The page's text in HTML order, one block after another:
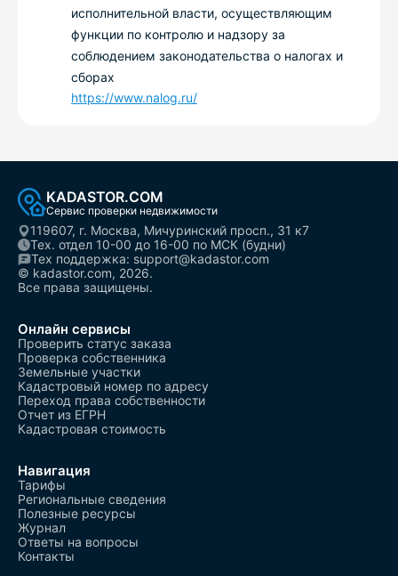
исполнительной власти, осуществляющим
функции по контролю и надзору за
соблюдением законодательства о налогах и
сборах
https://www.nalog.ru/
KADASTOR.COM
Сервис проверки недвижимости
119607, г. Москва, Мичуринский просп., 31 к7
Тех. отдел 10-00 до 16-00 по МСК (будни)
Тех поддержка: support@kadastor.com
© kadastor.com, 2026.
Все права защищены.
Онлайн сервисы
Проверить статус заказа
Проверка собственника
Земельные участки
Кадастровый номер по адресу
Переход права собственности
Отчет из ЕГРН
Кадастровая стоимость
Навигация
Тарифы
Региональные сведения
Полезные ресурсы
Журнал
Ответы на вопросы
Контакты